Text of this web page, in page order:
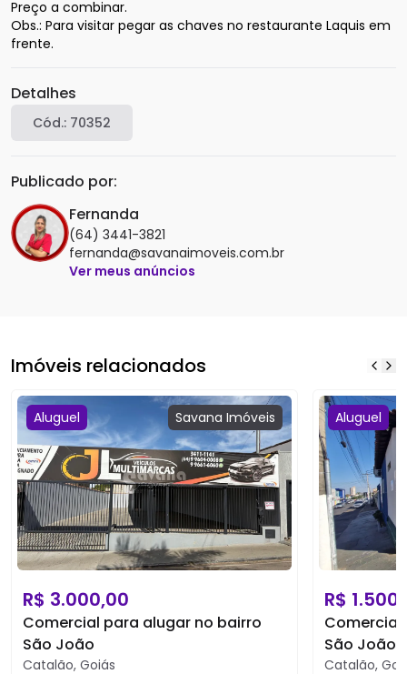
Preço a combinar.
Obs.: Para visitar pegar as chaves no restaurante Laquis em
frente.
Detalhes
Cód.: 70352
Publicado por:
Fernanda
(64) 3441-3821
fernanda@savanaimoveis.com.br
Ver meus anúncios
Aluguel Savana Imóveis
R$ 3.000,00
Comercial para alugar no bairro
São João
Catalão, Goiás
Aluguel
R$
Comercial
São João
Catalão,
Imóveis relacionados